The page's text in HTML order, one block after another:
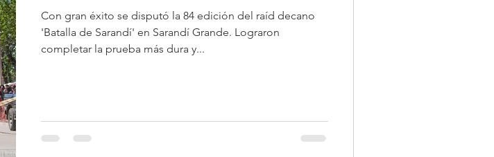
Con gran éxito se disputó la 84 edición del raíd decano
'Batalla de Sarandí' en Sarandí Grande. Lograron
completar la prueba más dura y...